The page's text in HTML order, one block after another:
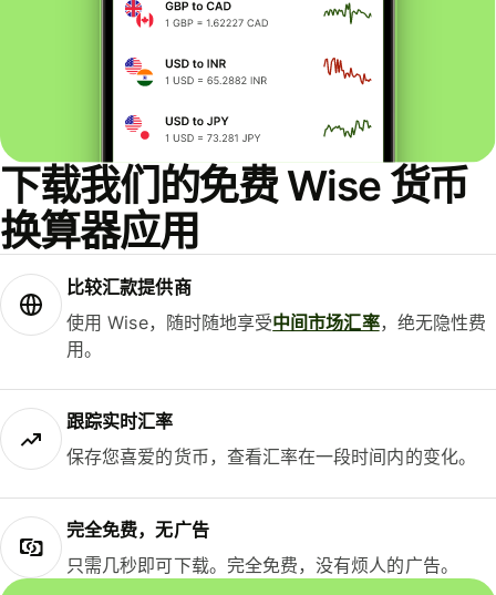
下载我们的免费 Wise 货币
换算器应用
比较汇款提供商
使用 Wise，随时随地享受中间市场汇率，绝无隐性费
用。
跟踪实时汇率
保存您喜爱的货币，查看汇率在一段时间内的变化。
完全免费，无广告
只需几秒即可下载。完全免费，没有烦人的广告。